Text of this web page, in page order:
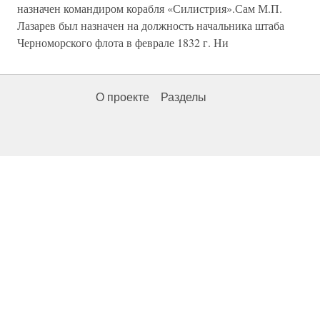
назначен командиром корабля «Силистрия».Сам М.П.
Лазарев был назначен на должность начальника штаба
Черноморского флота в феврале 1832 г. Ни
О проекте Разделы